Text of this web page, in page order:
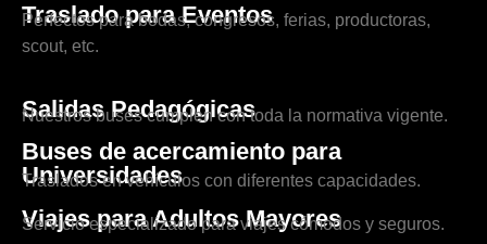
Traslado para Eventos
Perfectos para bodas, congresos, ferias, productoras,
scout, etc.
Salidas Pedagógicas
Nuestros buses cumplen con toda la normativa vigente.
Buses de acercamiento para
Universidades
Traslados en vehículos con diferentes capacidades.
Viajes para Adultos Mayores
Servicio especializado para viajes cómodos y seguros.